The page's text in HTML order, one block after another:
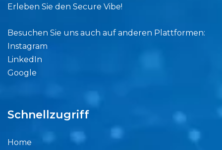
Erleben Sie den Secure Vibe!
Besuchen Sie uns auch auf anderen Plattformen:
Instagram
LinkedIn
Google
Schnellzugriff
Home